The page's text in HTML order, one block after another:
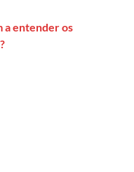
a entender os